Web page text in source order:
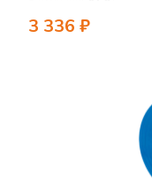
3 336 ₽